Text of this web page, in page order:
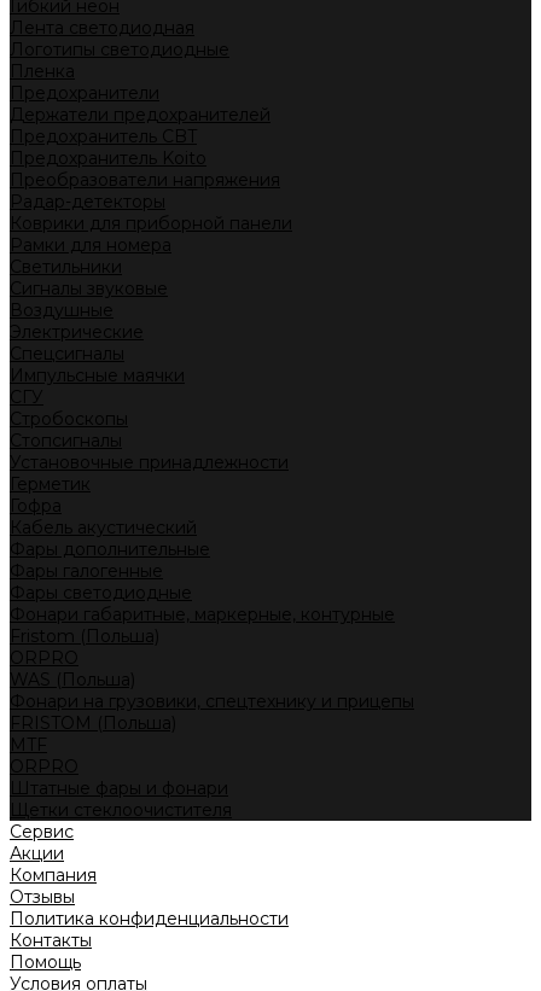
Гибкий неон
Лента светодиодная
Логотипы светодиодные
Пленка
Предохранители
Держатели предохранителей
Предохранитель CBT
Предохранитель Koito
Преобразователи напряжения
Радар-детекторы
Коврики для приборной панели
Рамки для номера
Светильники
Сигналы звуковые
Воздушные
Электрические
Спецсигналы
Импульсные маячки
СГУ
Стробоскопы
Стопсигналы
Установочные принадлежности
Герметик
Гофра
Кабель акустический
Фары дополнительные
Фары галогенные
Фары светодиодные
Фонари габаритные, маркерные, контурные
Fristom (Польша)
ORPRO
WAS (Польша)
Фонари на грузовики, спецтехнику и прицепы
FRISTOM (Польша)
MTF
ORPRO
Штатные фары и фонари
Щетки стеклоочистителя
Сервис
Акции
Компания
Отзывы
Политика конфиденциальности
Контакты
Помощь
Условия оплаты